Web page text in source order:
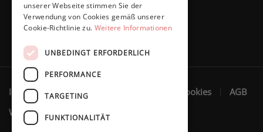
Impressum Datenschutzerklärung Cookies
AGB
Widerruf
unserer Webseite stimmen Sie der
Verwendung von Cookies gemäß unserer
Cookie-Richtlinie zu. Weitere Informationen
UNBEDINGT ERFORDERLICH
PERFORMANCE
TARGETING
FUNKTIONALITÄT